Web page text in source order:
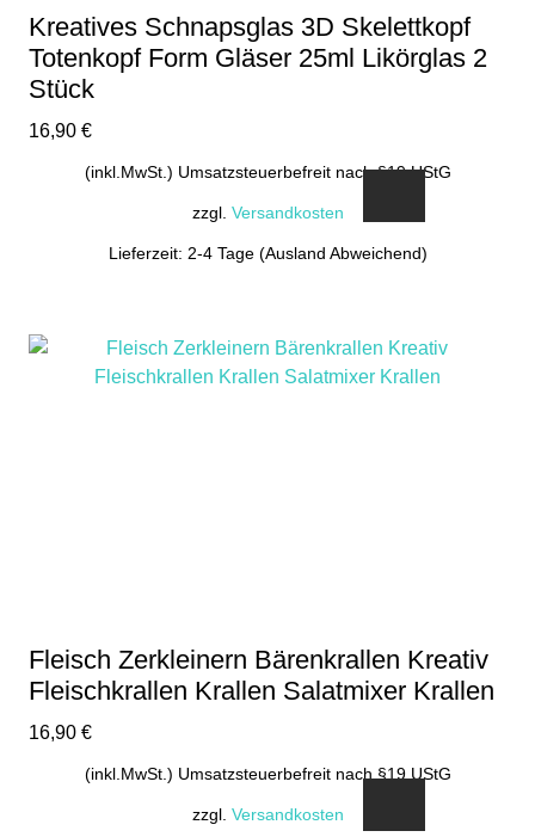
Kreatives Schnapsglas 3D Skelettkopf
Totenkopf Form Gläser 25ml Likörglas 2
Stück
16,90 €
(inkl.MwSt.) Umsatzsteuerbefreit nach §19 UStG
zzgl. Versandkosten
Lieferzeit: 2-4 Tage (Ausland Abweichend)
Fleisch Zerkleinern Bärenkrallen Kreativ
Fleischkrallen Krallen Salatmixer Krallen
16,90 €
(inkl.MwSt.) Umsatzsteuerbefreit nach §19 UStG
zzgl. Versandkosten